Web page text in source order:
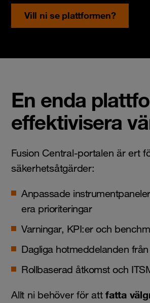
Vill ni se plattformen?
En enda
effektivisera
Fusion Central-portalen är ert
säkerhetsåtgärder:
Anpassade
era prioriteringar
Varningar, KPI:er och
Dagliga hotmeddelanden
Rollbaserad åtkomst och
Allt ni behöver för att fatta